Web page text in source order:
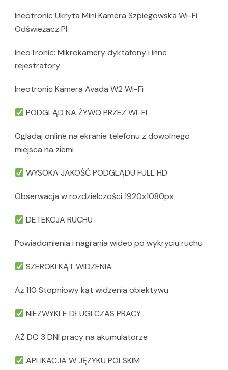
Ineotronic Ukryta Mini Kamera Szpiegowska Wi-Fi
Odświeżacz Pl
IneoTronic: Mikrokamery dyktafony i inne
rejestratory
Ineotronic Kamera Avada W2 Wi-Fi
PODGLĄD NA ŻYWO PRZEZ WI-FI
Oglądaj online na ekranie telefonu z dowolnego
miejsca na ziemi
WYSOKA JAKOŚĆ PODGLĄDU FULL HD
Obserwacja w rozdzielczości 1920x1080px
DETEKCJA RUCHU
Powiadomienia i nagrania wideo po wykryciu ruchu
SZEROKI KĄT WIDZENIA
Aż 110 Stopniowy kąt widzenia obiektywu
NIEZWYKLE DŁUGI CZAS PRACY
AŻ DO 3 DNI pracy na akumulatorze
APLIKACJA W JĘZYKU POLSKIM